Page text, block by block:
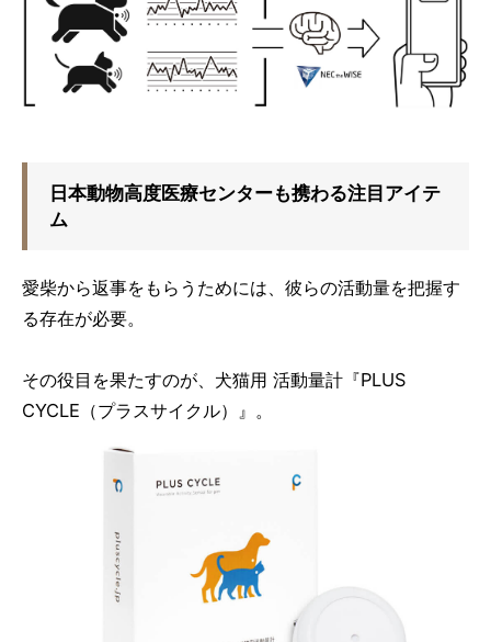
日本動物高度医療センターも携わる注目アイテ
ム
愛柴から返事をもらうためには、彼らの活動量を把握す
る存在が必要。
その役目を果たすのが、犬猫用 活動量計『PLUS
CYCLE（プラスサイクル）』。